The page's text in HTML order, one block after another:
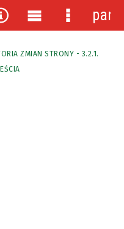
ZMIAN STRONY - 3.2.1.
Menu
główne
Menu